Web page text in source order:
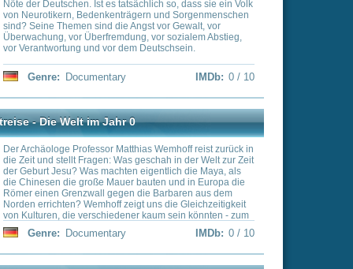
Wemhoff reist zurück in
in der Welt zur Zeit
die Maya, als
und in Europa die
Barbaren aus dem
uns die Gleichzeitigkeit
sein könnten - zum
zum Staunen
IMDb:0 / 10
und Städte, die heimlich
Der Autor Nick Redfern
in der in
untergebracht werden.
das geheime
Amerikas wichtigste
verbindet. Eine
von Tunneln, das
zwischen den USA
IMDb:0 / 10